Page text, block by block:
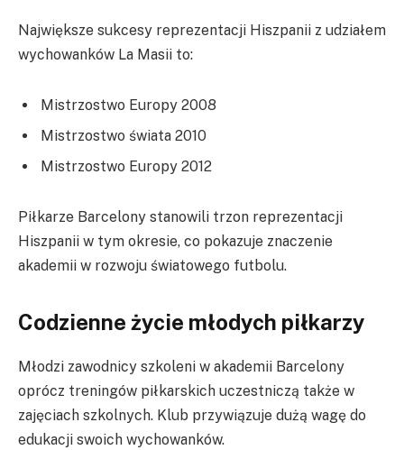
Największe sukcesy reprezentacji Hiszpanii z udziałem
wychowanków La Masii to:
Mistrzostwo Europy 2008
Mistrzostwo świata 2010
Mistrzostwo Europy 2012
Piłkarze Barcelony stanowili trzon reprezentacji
Hiszpanii w tym okresie, co pokazuje znaczenie
akademii w rozwoju światowego futbolu.
Codzienne życie młodych piłkarzy
Młodzi zawodnicy szkoleni w akademii Barcelony
oprócz treningów piłkarskich uczestniczą także w
zajęciach szkolnych. Klub przywiązuje dużą wagę do
edukacji swoich wychowanków.